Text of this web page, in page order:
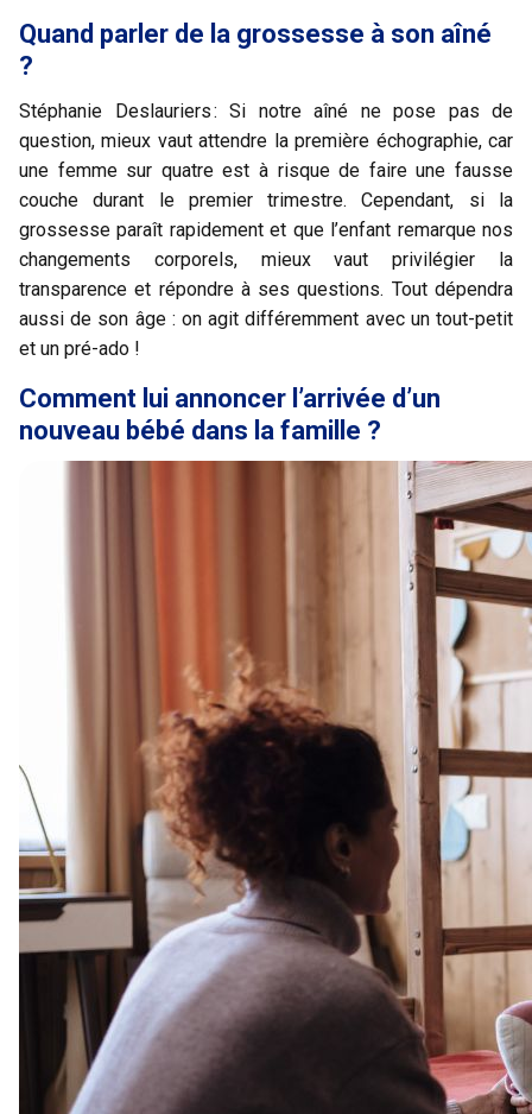
Quand parler de la grossesse à son aîné
?
Stéphanie Deslauriers : Si notre aîné ne pose pas de
question, mieux vaut attendre la première échographie, car
une femme sur quatre est à risque de faire une fausse
couche durant le premier trimestre. Cependant, si la
grossesse paraît rapidement et que l’enfant remarque nos
changements corporels, mieux vaut privilégier la
transparence et répondre à ses questions. Tout dépendra
aussi de son âge : on agit différemment avec un tout-petit
et un pré-ado !
Comment lui annoncer l’arrivée d’un
nouveau bébé dans la famille ?